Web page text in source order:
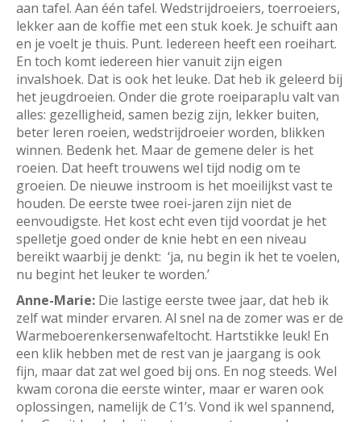
aan tafel. Aan één tafel. Wedstrijdroeiers, toerroeiers,
lekker aan de koffie met een stuk koek. Je schuift aan
en je voelt je thuis. Punt. Iedereen heeft een roeihart.
En toch komt iedereen hier vanuit zijn eigen
invalshoek. Dat is ook het leuke. Dat heb ik geleerd bij
het jeugdroeien. Onder die grote roeiparaplu valt van
alles: gezelligheid, samen bezig zijn, lekker buiten,
beter leren roeien, wedstrijdroeier worden, blikken
winnen. Bedenk het. Maar de gemene deler is het
roeien. Dat heeft trouwens wel tijd nodig om te
groeien. De nieuwe instroom is het moeilijkst vast te
houden. De eerste twee roei-jaren zijn niet de
eenvoudigste. Het kost echt even tijd voordat je het
spelletje goed onder de knie hebt en een niveau
bereikt waarbij je denkt: ‘ja, nu begin ik het te voelen,
nu begint het leuker te worden.’
Anne-Marie: Die lastige eerste twee jaar, dat heb ik
zelf wat minder ervaren. Al snel na de zomer was er de
Warmeboerenkersenwafeltocht. Hartstikke leuk! En
een klik hebben met de rest van je jaargang is ook
fijn, maar dat zat wel goed bij ons. En nog steeds. Wel
kwam corona die eerste winter, maar er waren ook
oplossingen, namelijk de C1’s. Vond ik wel spannend,